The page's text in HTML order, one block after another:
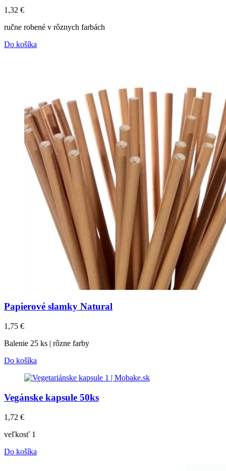
1,32 €
ručne robené v rôznych farbách
Do košíka
Papierové slamky Natural
1,75 €
Balenie 25 ks | rôzne farby
Do košíka
Vegánske kapsule 50ks
1,72 €
veľkosť 1
Do košíka